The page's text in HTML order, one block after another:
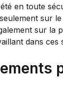
en toute
sur
sur la
dans ces